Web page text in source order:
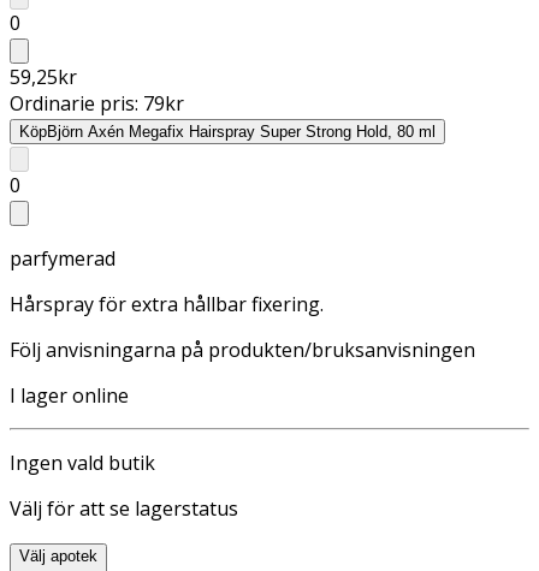
0
59,25kr
Ordinarie pris: 79kr
KöpBjörn Axén Megafix Hairspray Super Strong Hold, 80 ml
0
parfymerad
Hårspray för extra hållbar fixering.
Följ anvisningarna på produkten/bruksanvisningen
I lager online
Ingen vald butik
Välj för att se lagerstatus
Välj apotek